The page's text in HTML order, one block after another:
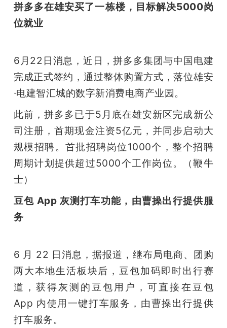
拼多多在雄安买了一栋楼，目标解决5000岗
位就业
6月22日消息，近日，拼多多集团与中国电建
完成正式签约，通过整体购置方式，落位雄安
·电建智汇城的数字新消费电商产业园。
此前，拼多多已于5月底在雄安新区完成新公
司注册，首期现金注资5亿元，并同步启动大
规模招聘。首批招聘岗位1000个，整个招聘
周期计划提供超过5000个工作岗位。（鞭牛
士）
豆包 App 灰测打车功能，由曹操出行提供服
务
6 月 22 日消息，据报道，继布局电商、团购
两大本地生活板块后，豆包加码即时出行赛
道，获得灰测的豆包用户，可直接在豆包
App 内使用一键打车服务，由曹操出行提供
打车服务。